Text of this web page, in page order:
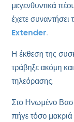
μεγενθυντικά
έχετε συναντήσει
Extender.
Η έκθεση της
τράβηξε ακόμη
τηλεόρασης.
Στο Ηνωμένο
πήγε τόσο